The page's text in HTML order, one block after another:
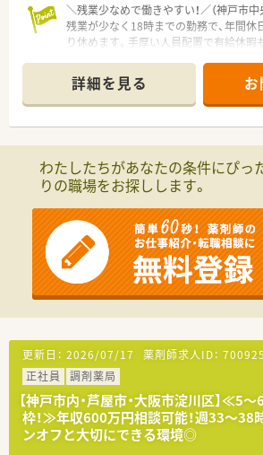
＼残業少なめで働きやすい！／（神戸市
残業が少なく18時までの勤務で、年間
り休めます。手厚い人員配置で有給休暇
【店舗情報と応需状況について】
■最寄り駅から徒歩8分の便利な場所に
も多くお昼休憩や買い物にも困りません
応需しており、専門的な知識を深められ
■1日あたり20枚から30枚程度の処方箋
とりの患者様と丁寧に向き合える環境です
【法人特徴について】
■県内に10店舗の調剤薬局を展開し、
てやさしさと誠実さをモットーに運営し
■調剤事業だけでなく介護福祉用具のレ
掛けており、企業としての安定性が高い会
■薬剤師や事務員が働く環境を最優先に
することで気軽に休める体制を整備して
【求人情報について】
■正社員としてご勤務いただける方を募
キルを考慮して年収520万円までご提示可
■年間休日は120日程度しっかりと確保
でプライベートの時間を大切にしながら
■年に1回の昇給と年に2回の賞与支給が
の頑張りがしっかりと収入に反映される
詳細を見る
わたしたちがあなたの条件にぴっ
りの職場をお探しします。
更新日： 2026/07/17 薬剤師求人ID： 700925
正社員
調剤薬局
【神戸市内・芦屋市・大阪市淀川区】≪5
枠！≫年収600万円相談可能！週33～38
ンオフと大切にできる環境◎